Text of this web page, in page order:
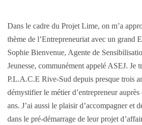
Dans le cadre du Projet Lime, on m’a
thème de l’Entrepreneuriat avec un grand
Sophie Bienvenue, Agente de
Jeunesse, communément appelé ASEJ. Je
P.L.A.C.E Rive-Sud depuis presque trois
démystifier le métier d’entrepreneur
ans. J’ai aussi le plaisir d’accompagner et
dans le pré-démarrage de leur projet